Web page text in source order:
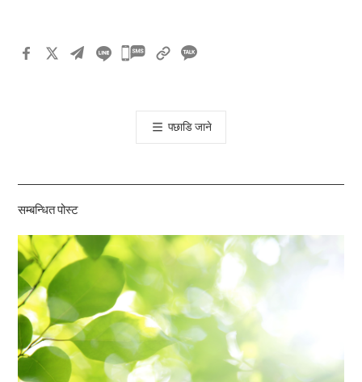
카
톡
공
기
पछाडि जाने
सम्बन्धित पोस्ट